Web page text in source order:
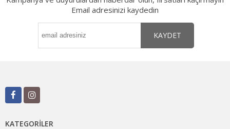
Email adresinizi kaydedin
KAYDET
KATEGORILER